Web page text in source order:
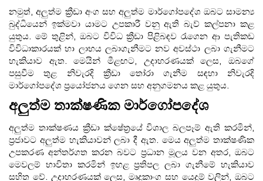
නමුත්, අලුත්ම ක්‍රීඩා අංග සහ අලුත්ම මාර්ගෝපදේශ ඔබට සාමන්‍ය
බුද්ධියෙන් ඉක්මවා යාමට උපකාරී වනු ඇති බැව් කල්පනා කළ
යුතුය. මේ තුළින්, ඔබට විවිධ ක්‍රීඩා පිළිබඳව රැගෙන ආ පැතිකඩ
විවිධාකාරයක් හා ලාභය ලබාගැනීමට නව අවස්ථා ලබා ගැනීමට
හැකියාව ඇත. මෙයින් මීළඟට, උදාහරණයක් ලෙස, ඔබගේ
පසුවීම තුළ නිවැරදි ක්‍රීඩා තෝරා ගැනීම සඳහා නිවැරදි
මාර්ගෝපදේශ ප්‍රයෝජනය ගෙන සහ අනුගමනය කළ යුතුය.
අලුත්ම තාක්ෂණික මාර්ගෝපදේශ
අලුත්ම තාක්ෂණය ක්‍රීඩා ක්ෂේත්‍රයේ විශාල බලපෑම් ඇති කරමින්,
ප්‍රජාවට අලුත්ම හැකියාවන් ලබා දී ඇත. මෙය අලුත්ම තාක්ෂණික
උපකරණ අන්තර්ගත කරන බවට ප්‍රධාන මූලය වන අතර, ඔබට
මෙවලම් භාවිතා කරමින් ඉහළ ප්‍රතිපල ලබා ගැනීමේ හැකියාව
සහිත වේ. උදාහරණයක් ලෙස, මෘදුකාංග සහ යෙදුම් වලින්, ඔබට